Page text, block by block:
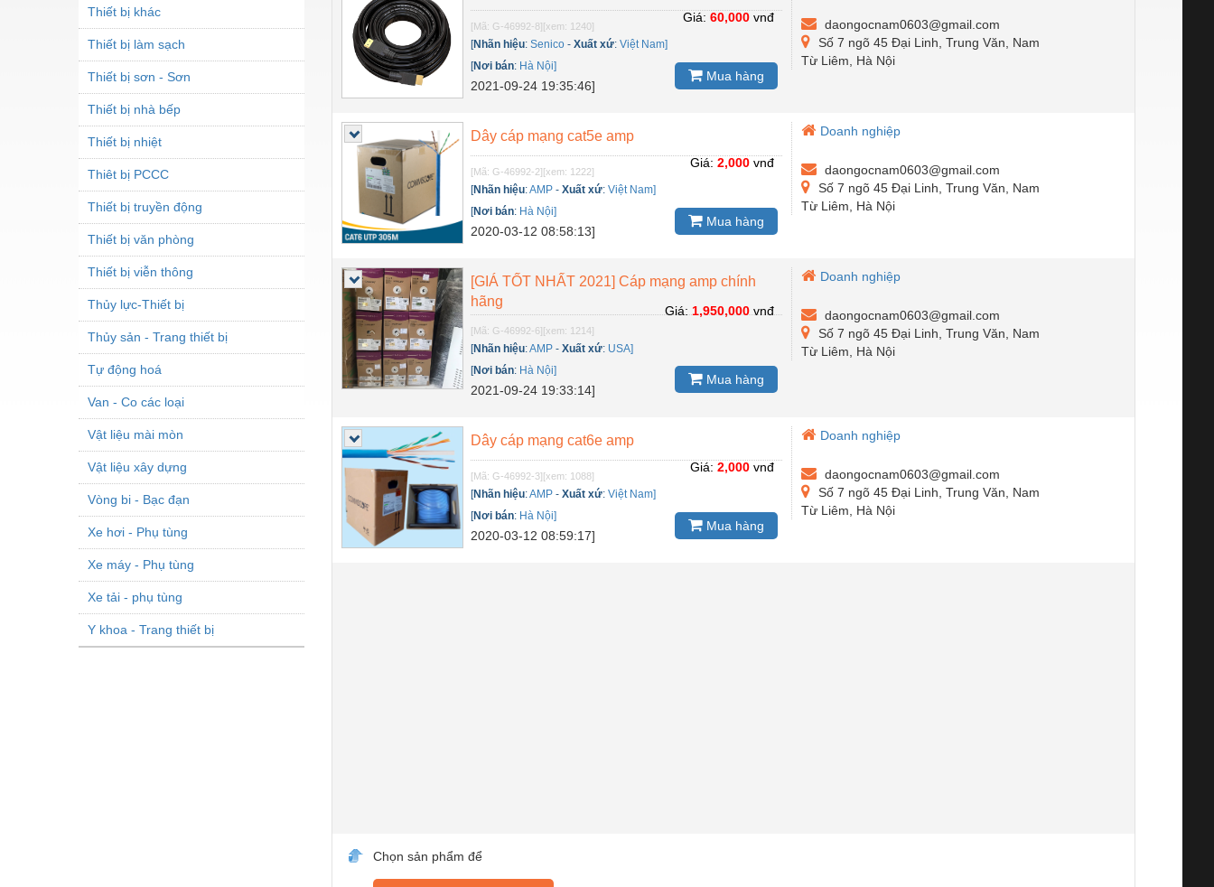
Thiết bị khác
Thiết bị làm sạch
Thiết bị sơn - Sơn
Thiết bị nhà bếp
Thiết bị nhiệt
Thiêt bị PCCC
Thiết bị truyền động
Thiết bị văn phòng
Thiết bị viễn thông
Thủy lực-Thiết bị
Thủy sản - Trang thiết bị
Tự động hoá
Van - Co các loại
Vật liệu mài mòn
Vật liệu xây dựng
Vòng bi - Bạc đạn
Xe hơi - Phụ tùng
Xe máy - Phụ tùng
Xe tải - phụ tùng
Y khoa - Trang thiết bị
[Mã: G-46992-8][xem: 1240]
[Nhãn hiệu:Senico -Xuất xứ:Việt Nam]
[Nơi bán: Hà Nội]
2021-09-24 19:35:46]
Giá: 60,000vnđ
Mua hàng
daongocnam0603@gmail.com
Số 7 ngõ 45 Đại Linh, Trung Văn, Nam
Từ Liêm, Hà Nội
Dây cáp mạng cat5e amp
[Mã: G-46992-2][xem: 1222]
[Nhãn hiệu:AMP -Xuất xứ:Việt Nam]
[Nơi bán: Hà Nội]
2020-03-12 08:58:13]
Giá: 2,000vnđ
Mua hàng
Doanh nghiệp
daongocnam0603@gmail.com
Số 7 ngõ 45 Đại Linh, Trung Văn, Nam
Từ Liêm, Hà Nội
[GIÁ TỐT NHẤT 2021] Cáp mạng amp chính
hãng
[Mã: G-46992-6][xem: 1214]
[Nhãn hiệu:AMP -Xuất xứ: USA]
[Nơi bán: Hà Nội]
2021-09-24 19:33:14]
Giá:1,950,000vnđ
Mua hàng
Doanh nghiệp
daongocnam0603@gmail.com
Số 7 ngõ 45 Đại Linh, Trung Văn, Nam
Từ Liêm, Hà Nội
Dây cáp mạng cat6e amp
[Mã: G-46992-3][xem: 1088]
[Nhãn hiệu:AMP -Xuất xứ:Việt Nam]
[Nơi bán: Hà Nội]
2020-03-12 08:59:17]
Giá: 2,000vnđ
Mua hàng
Doanh nghiệp
daongocnam0603@gmail.com
Số 7 ngõ 45 Đại Linh, Trung Văn, Nam
Từ Liêm, Hà Nội
Chọn sản phẩm để